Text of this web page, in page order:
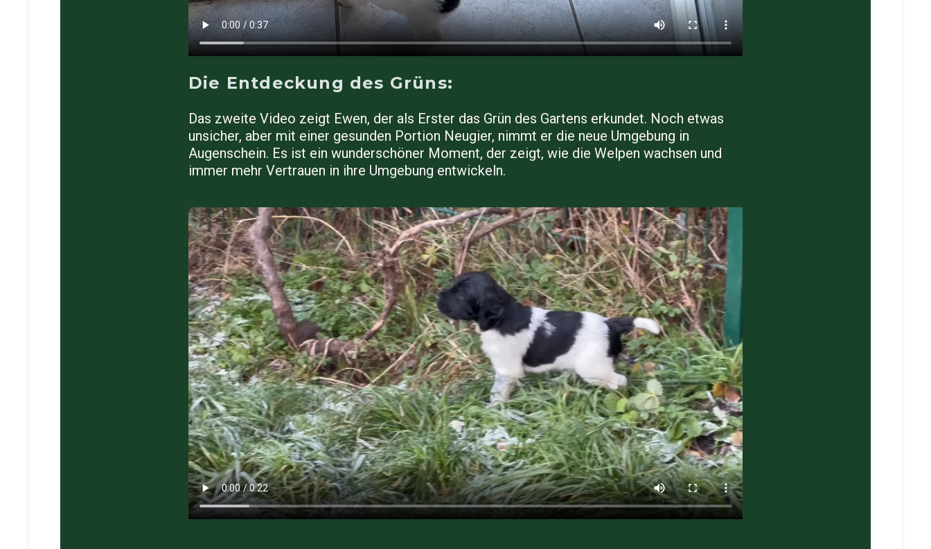
Die Entdeckung des Grüns:
Das zweite Video zeigt Ewen, der als Erster das Grün des Gartens erkundet. Noch etwas
unsicher, aber mit einer gesunden Portion Neugier, nimmt er die neue Umgebung in
Augenschein. Es ist ein wunderschöner Moment, der zeigt, wie die Welpen wachsen und
immer mehr Vertrauen in ihre Umgebung entwickeln.